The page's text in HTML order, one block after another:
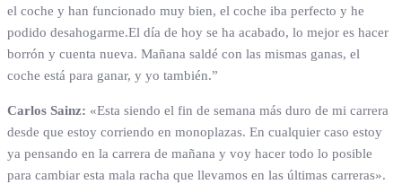
el coche y han funcionado muy bien, el coche iba perfecto y he
podido desahogarme.El día de hoy se ha acabado, lo mejor es hacer
borrón y cuenta nueva. Mañana saldé con las mismas ganas, el
coche está para ganar, y yo también.”
Carlos Sainz: «Esta siendo el fin de semana más duro de mi carrera
desde que estoy corriendo en monoplazas. En cualquier caso estoy
ya pensando en la carrera de mañana y voy hacer todo lo posible
para cambiar esta mala racha que llevamos en las últimas carreras».